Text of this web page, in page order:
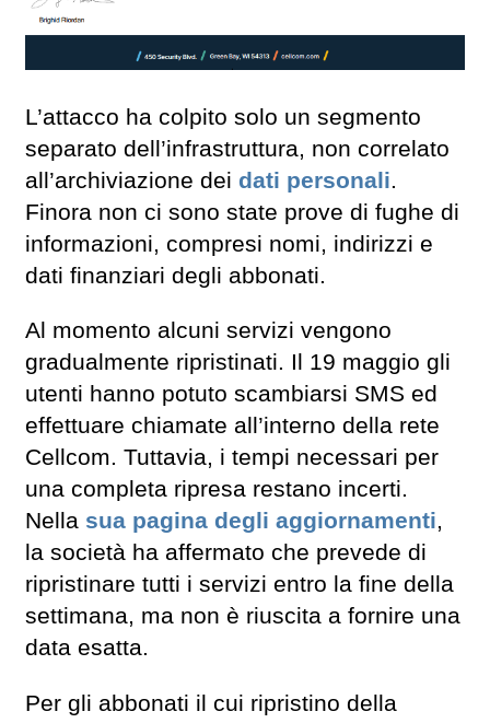
L’attacco ha colpito solo un segmento
separato dell’infrastruttura, non correlato
all’archiviazione dei dati personali.
Finora non ci sono state prove di fughe di
informazioni, compresi nomi, indirizzi e
dati finanziari degli abbonati.
Al momento alcuni servizi vengono
gradualmente ripristinati. Il 19 maggio gli
utenti hanno potuto scambiarsi SMS ed
effettuare chiamate all’interno della rete
Cellcom. Tuttavia, i tempi necessari per
una completa ripresa restano incerti.
Nella sua pagina degli aggiornamenti,
la società ha affermato che prevede di
ripristinare tutti i servizi entro la fine della
settimana, ma non è riuscita a fornire una
data esatta.
Per gli abbonati il ​​cui ripristino della